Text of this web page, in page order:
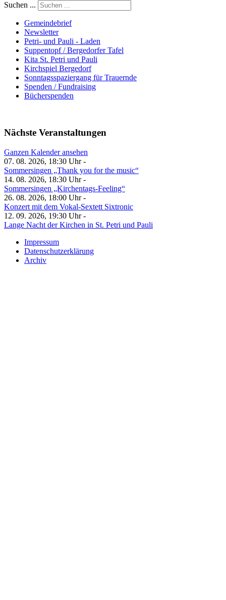
Suchen ...
Gemeindebrief
Newsletter
Petri- und Pauli - Laden
Suppentopf / Bergedorfer Tafel
Kita St. Petri und Pauli
Kirchspiel Bergedorf
Sonntagsspaziergang für Trauernde
Spenden / Fundraising
Bücherspenden
Nächste Veranstaltungen
Ganzen Kalender ansehen
07. 08. 2026, 18:30 Uhr -
Sommersingen „Thank you for the music“
14. 08. 2026, 18:30 Uhr -
Sommersingen „Kirchentags-Feeling“
26. 08. 2026, 18:00 Uhr -
Konzert mit dem Vokal-Sextett Sixtronic
12. 09. 2026, 19:30 Uhr -
Lange Nacht der Kirchen in St. Petri und Pauli
Impressum
Datenschutzerklärung
Archiv